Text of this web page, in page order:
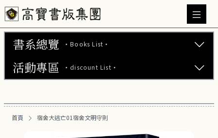
書系總覽 ·Books List·
文學小說 (737)
活動專區 ·discount List·
【2本7折】高寶小說系列全圖鑑書展
首頁 宿舍大逃亡01宿舍文明守則